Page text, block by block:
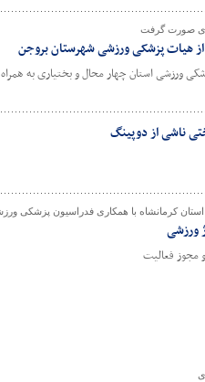
صورت گرفت
از هیات پزشکی ورزشی شهرستان بروجن
ورزشی استان چهار محال و بختیاری به
ناشی از دوپینگ
کرمانشاه با همکاری فدراسیون پزشکی
ورزشی
مجوز فعالیت